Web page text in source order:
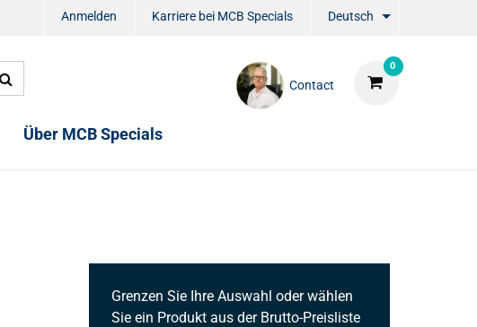
Anmelden Karriere bei MCB Specials Deutsch
0
Contact
Über MCB Specials
Grenzen Sie Ihre Auswahl oder wählen
Sie ein Produkt aus der Brutto-Preisliste